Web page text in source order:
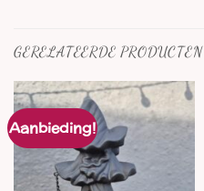
GERELATEERDE PRODUCTEN
Aanbieding!